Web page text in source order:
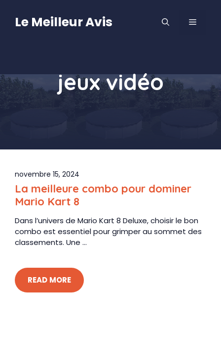
contenu
Le Meilleur Avis MENU
jeux vidéo
novembre 15, 2024
La meilleure combo pour dominer
Mario Kart 8
Dans l’univers de Mario Kart 8 Deluxe, choisir le bon
combo est essentiel pour grimper au sommet des
classements. Une ...
READ MORE